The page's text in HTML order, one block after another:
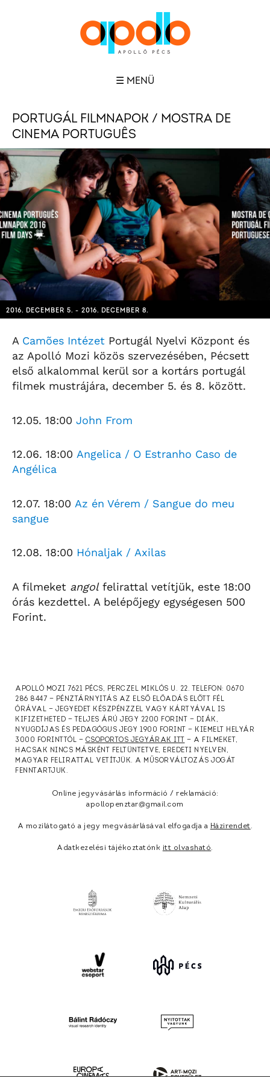
☰ MENÜ
PORTUGÁL FILMNAPOK / MOSTRA DE
CINEMA PORTUGUÊS
2016. DECEMBER 5. - 2016. DECEMBER 8.
A Camões Intézet Portugál Nyelvi Központ és
az Apolló Mozi közös szervezésében, Pécsett
első alkalommal kerül sor a kortárs portugál
filmek mustrájára, december 5. és 8. között.
12.05. 18:00 John From
12.06. 18:00 Angelica / O Estranho Caso de
Angélica
12.07. 18:00 Az én Vérem / Sangue do meu
sangue
12.08. 18:00 Hónaljak / Axilas
A filmeket angolfelirattal vetítjük, este 18:00
órás kezdettel. A belépőjegy egységesen 500
Forint.
APOLLÓ MOZI 7621 PÉCS, PERCZEL MIKLÓS U. 22. TELEFON: 0670
286 8447 — PÉNZTÁRNYITÁS AZ ELSŐ ELŐADÁS ELŐTT FÉL
ÓRÁVAL — JEGYEDET KÉSZPÉNZZEL VAGY KÁRTYÁVAL IS
KIFIZETHETED — TELJES ÁRÚ JEGY 2200 FORINT — DIÁK,
NYUGDÍJAS ÉS PEDAGÓGUS JEGY 1900 FORINT — KIEMELT HELYÁR
3000 FORINTTÓL — CSOPORTOS JEGYÁRAK ITT
— A FILMEKET,
HACSAK NINCS MÁSKÉNT FELTÜNTETVE, EREDETI NYELVEN,
MAGYAR FELIRATTAL VETÍTJÜK. A MŰSORVÁLTOZÁS JOGÁT
FENNTARTJUK.
Online jegyvásárlás információ / reklamáció:
apollopenztar@gmail.com
A mozilátogató a jegy megvásárlásával elfogadja a Házirendet.
Adatkezelési tájékoztatónk itt olvasható.